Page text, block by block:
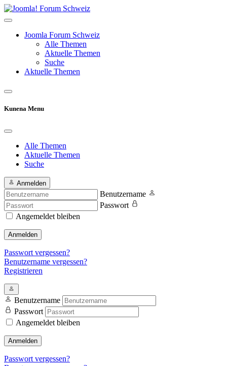
Joomla Forum Schweiz
Alle Themen
Aktuelle Themen
Suche
Aktuelle Themen
Kunena Menu
Alle Themen
Aktuelle Themen
Suche
Anmelden
Benutzername
Passwort
Angemeldet bleiben
Anmelden
Passwort vergessen?
Benutzername vergessen?
Registrieren
Benutzername
Passwort
Angemeldet bleiben
Anmelden
Passwort vergessen?